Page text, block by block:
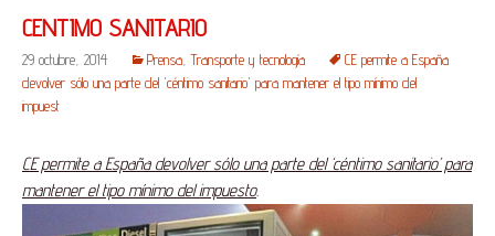
CENTIMO SANITARIO
29 octubre, 2014 Prensa ,Transporte y tecnología
CE permite a España
devolver sólo una parte del 'céntimo sanitario' para mantener el tipo mínimo del
impuest
CE permite a España devolver sólo una parte del ‘céntimo sanitario’ para
mantener el tipo mínimo del impuesto.